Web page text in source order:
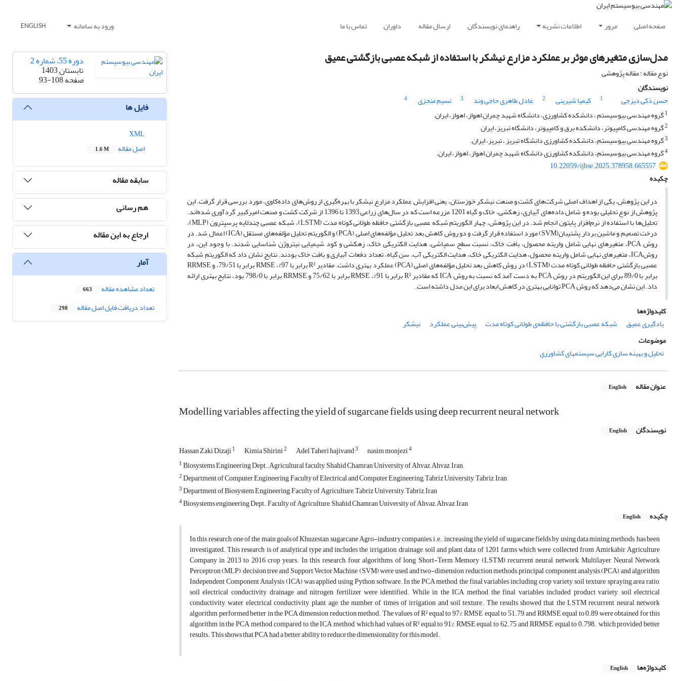
صفحه اصلی مرور اطلاعات نشریه راهنمای نویسندگان ارسال مقاله داوران تماس با ما ورود به سامانه ENGLISH
مدل‌سازی‌ متغیرهای‌ موثر ‌بر ‌عملکرد مزارع ‌نیشکر با استفاده از شبکه عصبی بازگشتی عمیق
نوع مقاله : مقاله پژوهشی
نویسندگان
حسن ذکی دیزجی
1 کیمیا شیرینی 2 عادل طاهری حاجی وند 3 نسیم منجزی
4
1گروه مهندسی بیوسیستم ، دانشکده کشاورزی، دانشگاه شهید چمران اهواز، اهواز، ایران.
2گروه مهندسی کامپیوتر، دانشکده برق و کامپیوتر، دانشگاه تبریز، ایران
3گروه مهندسی بیوسیستم، دانشکده کشاورزی دانشگاه تبریز ، تبریز، ایران.
4گروه مهندسی بیوسیستم، دانشکده کشاورزی دانشگاه شهید چمران اهواز، اهواز، ایران.
10.22059/ijbse.2025.378958.665557
چکیده
در این پژوهش، یکی از اهداف اصلی شرکت‌های کشت و صنعت نیشکر خوزستان، یعنی افزایش عملکرد مزارع نیشکر با بهره‌گیری از روش‌های داده‌کاوی، مورد بررسی قرار گرفت. این
پژوهش از نوع تحلیلی بوده و شامل داده‌های آبیاری، زهکشی، خاک و گیاه 1201 مزرعه است که در سال‌های زراعی 1393 تا 1396 از شرکت کشت و صنعت امیرکبیر گردآوری شده‌اند.
تحلیل‌ها با استفاده از نرم‌افزار پایتون انجام شد. در این پژوهش، چهار الگوریتم شبکه عصبی بازگشتی حافظه طولانی‌ کوتاه مدت (LSTM)، شبکه عصبی چندلایه پرسپترون (MLP)،
درخت تصمیم و ماشین بردار پشتیبان(SVM) مورد استفاده قرار گرفت و دو روش کاهش بعد تحلیل مؤلفه‌های اصلی (PCA) و الگوریتم تحلیل ‌مؤلفه‌های مستقل (ICA) اعمال شد. در
روش PCA، متغیرهای نهایی شامل واریته محصول، بافت خاک، نسبت سطح سمپاشی، هدایت الکتریکی خاک، زهکشی و کود شیمیایی نیتروژن شناسایی شدند. با وجود این، در
روشICA، متغیرهای نهایی شامل واریته محصول، هدایت الکتریکی خاک، هدایت الکتریکی آب، سن گیاه، تعداد دفعات آبیاری و بافت خاک بودند. نتایج نشان داد که الگوریتم شبکه
عصبی بازگشتی حافظه طولانی‌ کوتاه مدت (LSTM) در روش کاهش بعد تحلیل مؤلفه‌های اصلی (PCA) عملکرد بهتری داشت. مقادیر R² برابر با 97%، RMSE برابر با 79/51، و RRMSE
برابر با 89/0 برای این الگوریتم در روش PCA به دست آمد که نسبت به روش ICA که مقادیر R² برابر با 91%، RMSE برابر با 75/62 و RRMSE برابر با 798/0 بود، نتایج بهتری ارائه
داد. این نشان می‌دهد که روش PCA توانایی بهتری در کاهش ابعاد برای این مدل داشته است.
کلیدواژه‌ها
یادگیری عمیق
شبکه عصبی بازگشتی با حافظه‌ی طولانی کوتاه مدت پیش‌بینی عملکرد
نیشکر
موضوعات
تحلیل و بهینه سازی کارایی سیستمهای کشاورزی
عنوان مقاله English
Modelling variables affecting the yield of sugarcane fields using deep recurrent neural network
نویسندگان English
Hassan Zaki Dizaji1 Kimia Shirini2 Adel Taheri hajivand3 nasim monjezi4
1Biosystems Engineering Dept., Agricultural faculty, Shahid Chamran University of Ahvaz, Ahvaz, Iran,
2Department of Computer Engineering, Faculty of Electrical and Computer Engineering, Tabriz University, Tabriz, Iran
3Department of Biosystem Engineering, Faculty of Agriculture, Tabriz University, Tabriz, Iran
4Biosystems engineering Dept., Faculty of Agriculture, Shahid Chamran University of Ahvaz, Ahvaz, Iran
چکیده
English
In this research, one of the main goals of Khuzestan sugarcane Agro-industry companies, i.e., increasing the yield of sugarcane fields by using data mining methods, has been
investigated. This research is of analytical type and includes the irrigation, drainage, soil and plant data of 1201 farms which were collected from Amirkabir Agriculture
Company in 2013 to 2016 crop years. In this research, four algorithms of long Short-Term Memory (LSTM) recurrent neural network, Multilayer Neural Network
Perceptron (MLP), decision tree and Support Vector Machine (SVM) were used, and two-dimension reduction methods, principal component analysis (PCA) and algorithm
Independent Component Analysis (ICA) was applied using Python software. In the PCA method, the final variables including crop variety, soil texture, spraying area ratio,
soil electrical conductivity, drainage and nitrogen fertilizer were identified. While in the ICA method, the final variables included product variety, soil electrical
conductivity, water electrical conductivity, plant age, the number of times of irrigation and soil texture. The results showed that the LSTM recurrent neural network
algorithm performed better in the PCA dimension reduction method. The values of R² equal to 97%, RMSE equal to 51.79, and RRMSE equal to 0.89 were obtained for this
algorithm in the PCA method, compared to the ICA method, which had values of R² equal to 91%, RMSE equal to 62.75, and RRMSE equal to 0.798., which provided better
results. This shows that PCA had a better ability to reduce the dimensionality for this model.
کلیدواژه‌ها English
دوره 55، شماره 2
تابستان 1403
صفحه93-108
فایل ها
اصل مقاله
1.6 M
سابقه مقاله
هم رسانی
ارجاع به این مقاله
آمار
تعداد مشاهده مقاله 663
تعداد دریافت فایل اصل مقاله 298